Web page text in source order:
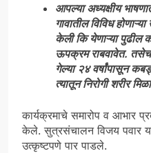
आपल्या अध्यक्षीय
गावातील विविध
केली कि येणाऱ्या पुढील
ऊपक्रम राबवावेत. तसेच
गेल्या २४ वर्षांपासून
त्यातून निरोगी शरीर
कार्यक्रमाचे समारोप व आभार
केले. सुत्रसंचालन विजय पवार
उत्कृष्टपणे पार पाडले.